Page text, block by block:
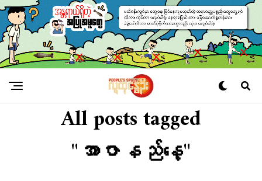
All posts tagged
"အာဇာနည်နေ့"